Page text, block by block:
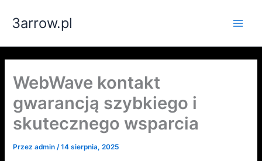
3arrow.pl
WebWave kontakt
gwarancją szybkiego i
skutecznego wsparcia
Przezadmin /14 sierpnia, 2025